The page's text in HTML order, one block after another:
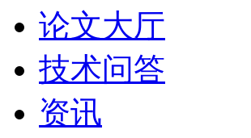
论文大厅
技术问答
资讯